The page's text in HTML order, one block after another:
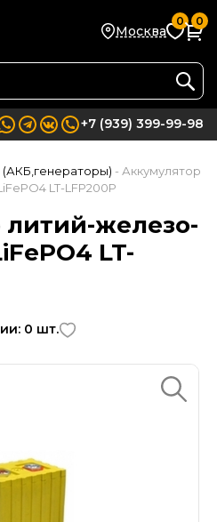
Москва
0 0
+7 (939) 399-99-98
- Аккумулятор
LT-LFP200P
литий-железо-
LT-
0 шт.